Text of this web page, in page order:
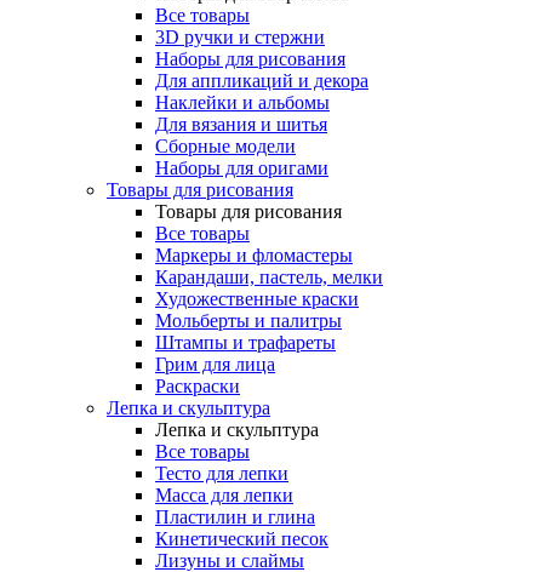
Все товары
3D ручки и стержни
Наборы для рисования
Для аппликаций и декора
Наклейки и альбомы
Для вязания и шитья
Сборные модели
Наборы для оригами
Товары для рисования
Товары для рисования
Все товары
Маркеры и фломастеры
Карандаши, пастель, мелки
Художественные краски
Мольберты и палитры
Штампы и трафареты
Грим для лица
Раскраски
Лепка и скульптура
Лепка и скульптура
Все товары
Тесто для лепки
Масса для лепки
Пластилин и глина
Кинетический песок
Лизуны и слаймы